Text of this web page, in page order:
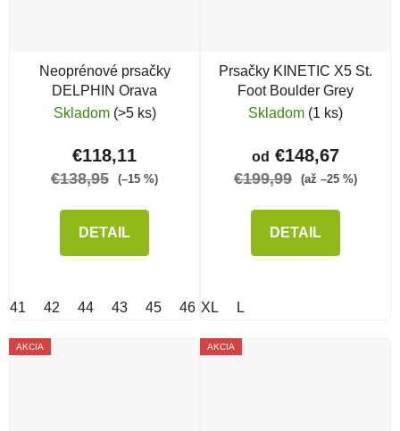
Neoprénové prsačky
DELPHIN Orava
Skladom (>5 ks)
€118,11
€138,95 (–15 %)
DETAIL
41 42 44 43 45 46 47
Prsačky KINETIC X5 St.
Foot Boulder Grey
Skladom (1 ks)
od €148,67
€199,99 (až –25 %)
DETAIL
XL L
AKCIA AKCIA